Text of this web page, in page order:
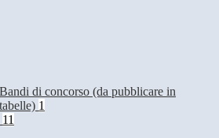
Bandi di concorso (da pubblicare in
tabelle) 1
11